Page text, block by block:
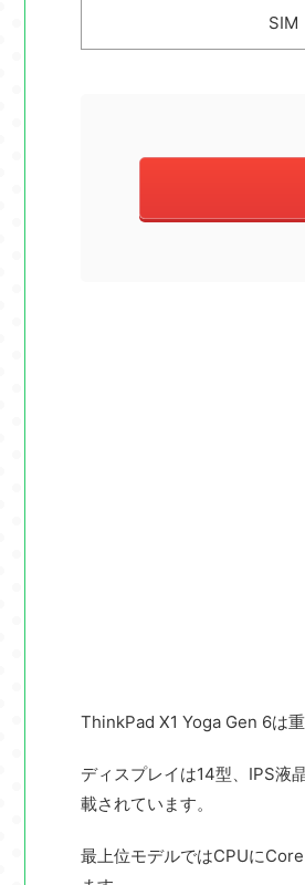
SIM
ThinkPad X1 Yoga Gen 6は
ディスプレイは14型、IPS液
載されています。
最上位モデルではCPUに